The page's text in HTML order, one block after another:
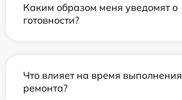
Каким образом меня уведомят о
готовности?
Что влияет на время выполнения
ремонта?